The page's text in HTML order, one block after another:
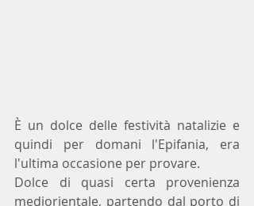
È un dolce delle festività natalizie e
quindi per domani l'Epifania, era
l'ultima occasione per provare.
Dolce di quasi certa provenienza
mediorientale, partendo dal porto di